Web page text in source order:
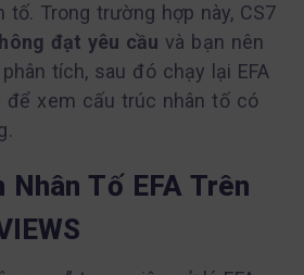
tố. Trong trường hợp này, CS7
đạt yêu cầu và bạn nên
tích, sau đó chạy lại EFA
để xem cấu trúc nhân tố có
Nhân Tố EFA Trên